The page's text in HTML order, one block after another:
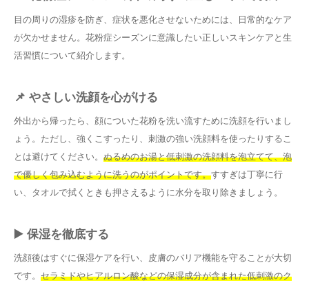
目の周りの湿疹を防ぎ、症状を悪化させないためには、日常的なケア
が欠かせません。花粉症シーズンに意識したい正しいスキンケアと生
活習慣について紹介します。
📌 やさしい洗顔を心がける
外出から帰ったら、顔についた花粉を洗い流すために洗顔を行いまし
ょう。ただし、強くこすったり、刺激の強い洗顔料を使ったりするこ
とは避けてください。 ぬるめのお湯と低刺激の洗顔料を泡立てて、泡
で優しく包み込むように洗うのがポイントです。すすぎは丁寧に行
い、タオルで拭くときも押さえるように水分を取り除きましょう。
▶️ 保湿を徹底する
洗顔後はすぐに保湿ケアを行い、皮膚のバリア機能を守ることが大切
です。 セラミドやヒアルロン酸などの保湿成分が含まれた低刺激のク